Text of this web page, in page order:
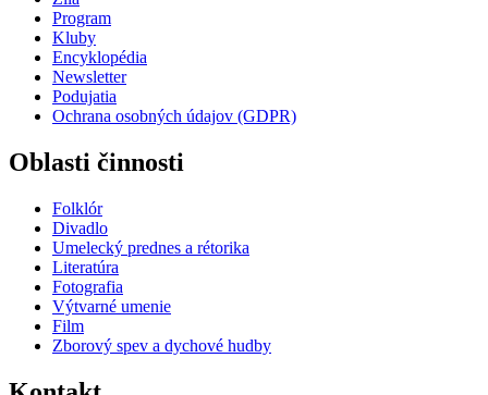
Program
Kluby
Encyklopédia
Newsletter
Podujatia
Ochrana osobných údajov (GDPR)
Oblasti činnosti
Folklór
Divadlo
Umelecký prednes a rétorika
Literatúra
Fotografia
Výtvarné umenie
Film
Zborový spev a dychové hudby